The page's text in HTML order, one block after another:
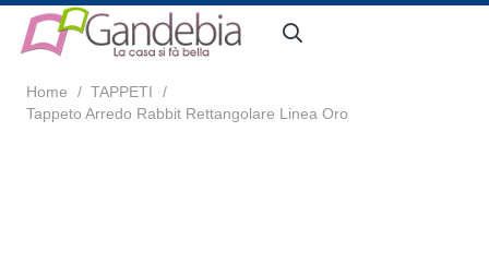
Home / TAPPETI
/
Tappeto Arredo Rabbit Rettangolare Linea Oro